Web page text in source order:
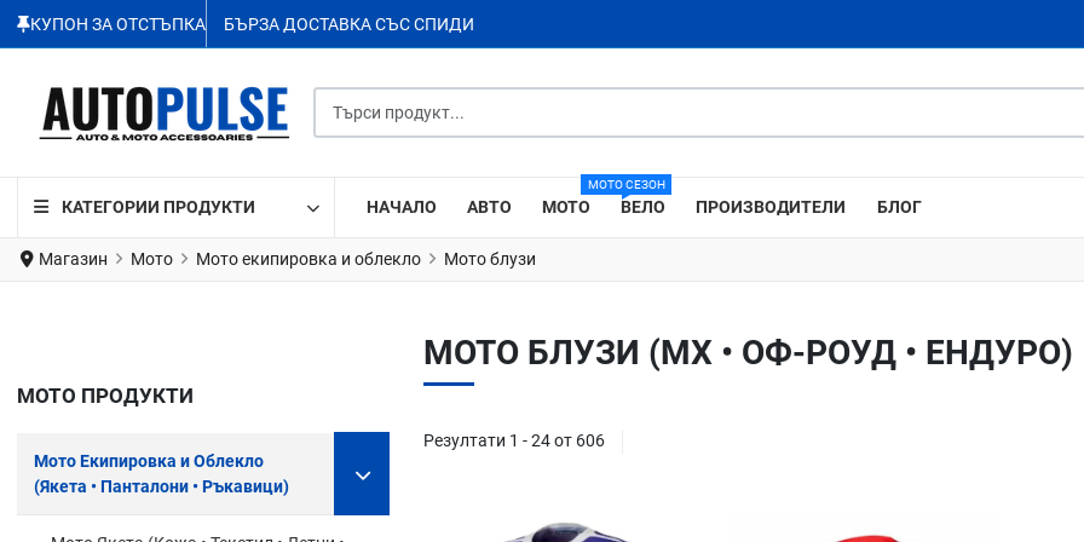
КУПОН ЗА ОТСТЪПКА БЪРЗА ДОСТАВКА СЪС СПИДИ
КАТЕГОРИИ ПРОДУКТИ НАЧАЛО АВТО МОТО
МОТО СЕЗОН
ВЕЛО ПРОИЗВОДИТЕЛИ БЛОГ
Магазин Мото Мото екипировка и облекло Мото блузи
МОТО ПРОДУКТИ
Мото Екипировка и Облекло
(Якета • Панталони • Ръкавици)
МОТО БЛУЗИ (MX • ОФ-РОУД • ЕНДУРО)
Резултати 1 - 24 от 606